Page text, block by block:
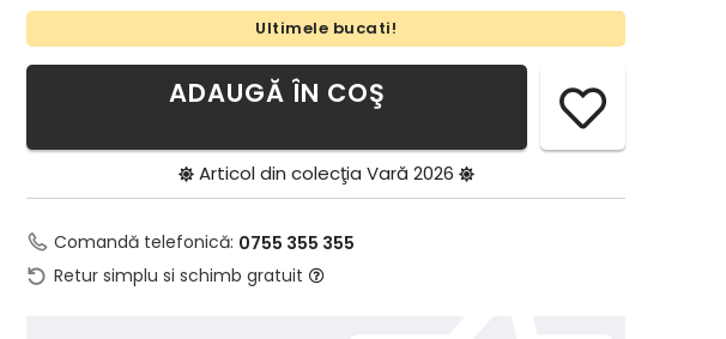
Ultimele bucati!
ADAUGĂ ÎN COŞ
Articol din colecţia Vară 2026
Comandă telefonică: 0755 355 355
Retur simplu si schimb gratuit